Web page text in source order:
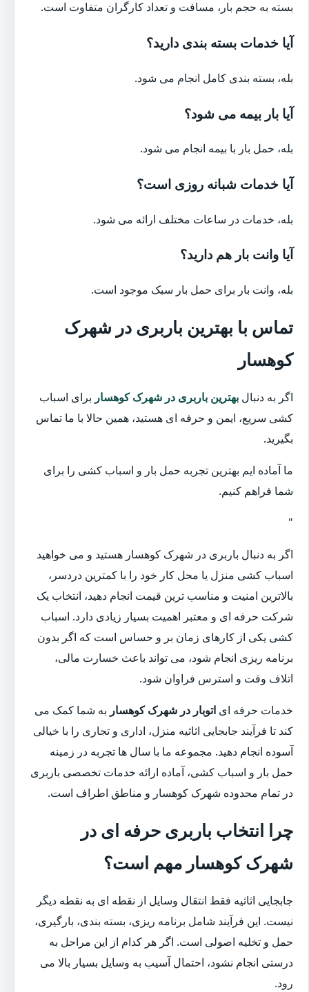
بسته به حجم بار، مسافت و تعداد کارگران متفاوت است.
آیا خدمات بسته بندی دارید؟
بله، بسته بندی کامل انجام می شود.
آیا بار بیمه می شود؟
بله، حمل بار با بیمه انجام می شود.
آیا خدمات شبانه روزی است؟
بله، خدمات در ساعات مختلف ارائه می شود.
آیا وانت بار هم دارید؟
بله، وانت بار برای حمل بار سبک موجود است.
تماس با بهترین باربری در شهرک
کوهسار
اگر به دنبال بهترین باربری در شهرک کوهسار برای اسباب
کشی سریع، ایمن و حرفه ای هستید، همین حالا با ما تماس
بگیرید.
ما آماده ایم بهترین تجربه حمل بار و اسباب کشی را برای
شما فراهم کنیم.
"
اگر به دنبال باربری در شهرک کوهسار هستید و می خواهید
اسباب کشی منزل یا محل کار خود را با کمترین دردسر،
بالاترین امنیت و مناسب ترین قیمت انجام دهید، انتخاب یک
شرکت حرفه ای و معتبر اهمیت بسیار زیادی دارد. اسباب
کشی یکی از کارهای زمان بر و حساس است که اگر بدون
برنامه ریزی انجام شود، می تواند باعث خسارت مالی،
اتلاف وقت و استرس فراوان شود.
خدمات حرفه ای اتوبار در شهرک کوهسار به شما کمک می
کند تا فرآیند جابجایی اثاثیه منزل، اداری و تجاری را با خیالی
آسوده انجام دهید. مجموعه ما با سال ها تجربه در زمینه
حمل بار و اسباب کشی، آماده ارائه خدمات تخصصی باربری
در تمام محدوده شهرک کوهسار و مناطق اطراف است.
چرا انتخاب باربری حرفه ای در
شهرک کوهسار مهم است؟
جابجایی اثاثیه فقط انتقال وسایل از نقطه ای به نقطه دیگر
نیست. این فرآیند شامل برنامه ریزی، بسته بندی، بارگیری،
حمل و تخلیه اصولی است. اگر هر کدام از این مراحل به
درستی انجام نشود، احتمال آسیب به وسایل بسیار بالا می
رود.